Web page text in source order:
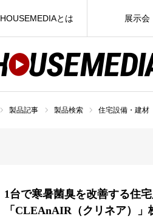
HOUSEMEDIAとは 展示会
製品記事 製品検索 住宅設備・建材
1台で寒暑菌臭を改善する住
「CLEAnAIR（クリネア）」